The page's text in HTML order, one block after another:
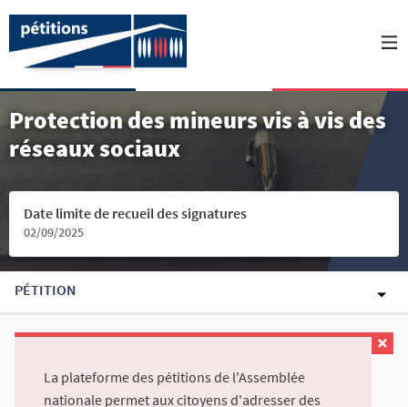
Protection des mineurs vis à vis des
réseaux sociaux
Date limite de recueil des signatures
02/09/2025
PÉTITION
La plateforme des pétitions de l'Assemblée
nationale permet aux citoyens d'adresser des